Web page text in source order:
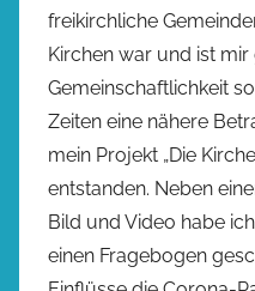
freikirchliche
Kirchen war und ist
Gemeinschaftlichkeit
Zeiten eine nähere
mein Projekt „Die
entstanden. Neben
Bild und Video habe
einen Fragebogen